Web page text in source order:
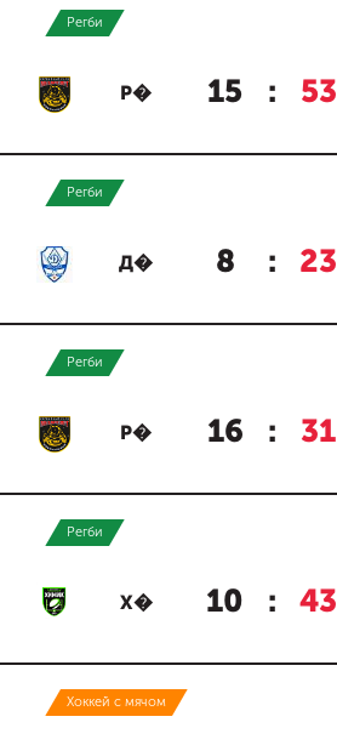
Регби
Р� 15 : 53
Регби
Д� 8 : 23
Регби
Р� 16 : 31
Регби
Х� 10 : 43
Хоккей с мячом